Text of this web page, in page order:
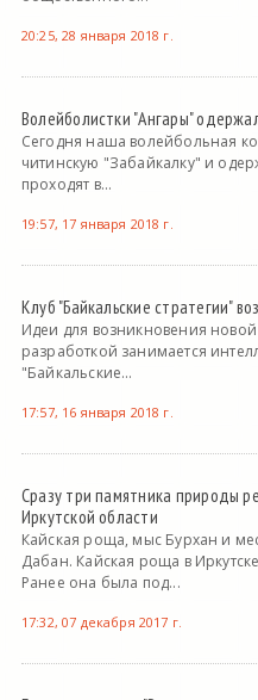
20:25, 28 января 2018 г.
Волейболистки "Ангары"
Сегодня наша волейбольная
читинскую "Забайкалку" и
проходят в...
19:57, 17 января 2018 г.
Клуб "Байкальские стратегии"
Идеи для возникновения
разработкой занимается
"Байкальские...
17:57, 16 января 2018 г.
Сразу три памятника природы
Иркутской области
Кайская роща, мыс Бурхан и
Дабан. Кайская роща в
Ранее она была под...
17:32, 07 декабря 2017 г.